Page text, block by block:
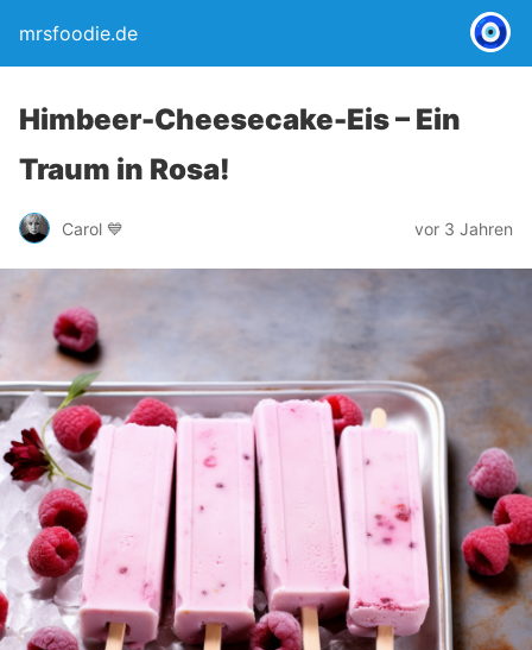
mrsfoodie.de
Himbeer-Cheesecake-Eis – Ein
Traum in Rosa!
Carol 💙 vor 3 Jahren